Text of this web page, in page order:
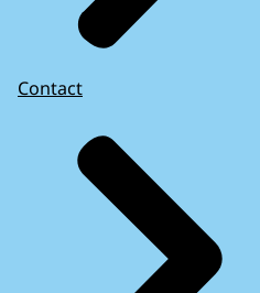
Contact